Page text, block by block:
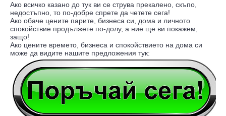
Ако всичко казано до тук ви се струва прекалено, скъпо,
недостъпно, то по-добре спрете да четете сега!
Ако обаче цените парите, бизнеса си, дома и личното
спокойствие продължете по-долу, а ние ще ви покажем,
защо!
Ако цените времето, бизнеса и спокойствието на дома си
може да видите нашите предложения тук: